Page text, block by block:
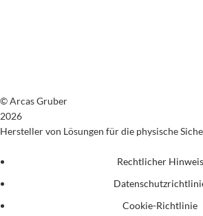
© Arcas Gruber
2026
Hersteller von Lösungen für die physische
Rechtlicher Hinweis
Cookie-Richtlinie